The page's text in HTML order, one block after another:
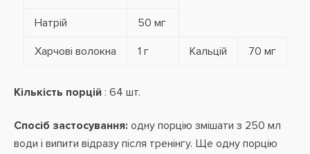
Натрій 50 мг
Харчові волокна 1 г Кальцій 70 мг
Кількість порцій : 64 шт.
Спосіб застосування: одну порцію змішати з 250 мл
води і випити відразу після тренінгу. Ще одну порцію